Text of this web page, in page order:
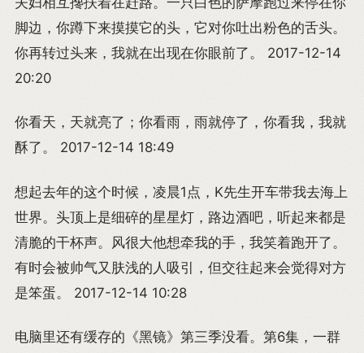
脚边，你蹲下来摸摸它的头，它对你吐出粉色的舌头。
你再转过头来，我就在出现在你眼前了。 2017-12-14
20:20
你看天，天就亮了；你看雨，雨就停了，你看我，我就
酥了。 2017-12-14 18:49
想起去年的这个时候，凌晨1点，K先生开车带我去海上
世界。头顶上是细碎的星星灯，路边酒吧，听起来都是
清脆的干杯声。风很大他想牵我的手，我笑着跑开了。
有时会被帅气又肤浅的人吸引，但交往起来会觉得对方
是笨蛋。 2017-12-14 10:28
电脑里还有缓存的《黑镜》第三季没看。第6集，一群